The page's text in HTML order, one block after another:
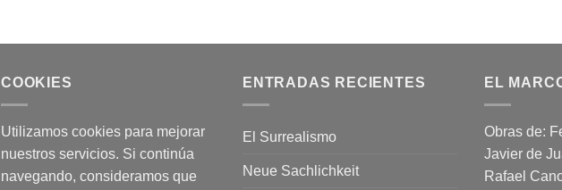
COOKIES
Utilizamos cookies para mejorar
nuestros servicios. Si continúa
navegando, consideramos que
ENTRADAS RECIENTES
El Surrealismo
Neue Sachlichkeit
EL
Obras de:
Javier de
Rafael